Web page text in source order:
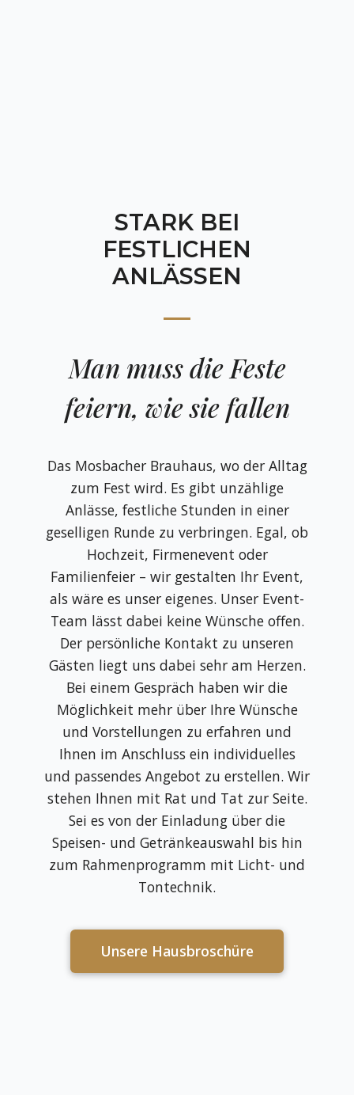
STARK BEI
FESTLICHEN
ANLÄSSEN
Man muss die Feste
feiern, wie sie fallen
Das Mosbacher Brauhaus, wo der Alltag
zum Fest wird. Es gibt unzählige
Anlässe, festliche Stunden in einer
geselligen Runde zu verbringen. Egal, ob
Hochzeit, Firmenevent oder
Familienfeier – wir gestalten Ihr Event,
als wäre es unser eigenes. Unser Event-
Team lässt dabei keine Wünsche offen.
Der persönliche Kontakt zu unseren
Gästen liegt uns dabei sehr am Herzen.
Bei einem Gespräch haben wir die
Möglichkeit mehr über Ihre Wünsche
und Vorstellungen zu erfahren und
Ihnen im Anschluss ein individuelles
und passendes Angebot zu erstellen. Wir
stehen Ihnen mit Rat und Tat zur Seite.
Sei es von der Einladung über die
Speisen- und Getränkeauswahl bis hin
zum Rahmenprogramm mit Licht- und
Tontechnik.
Unsere Hausbroschüre